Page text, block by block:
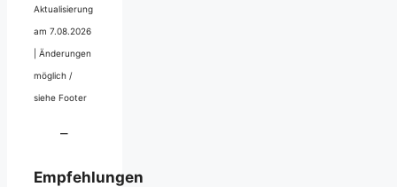
Aktualisierung
am 7.08.2026
Änderungen
möglich /
siehe Footer
–
Empfehlungen